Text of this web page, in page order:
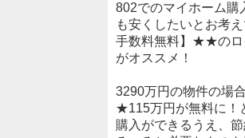
802でのマイホーム購
も安くしたいとお考
手数料無料】★★のロ
がオススメ！
3290万円の物件の場
★115万円が無料に！
購入ができるうえ、